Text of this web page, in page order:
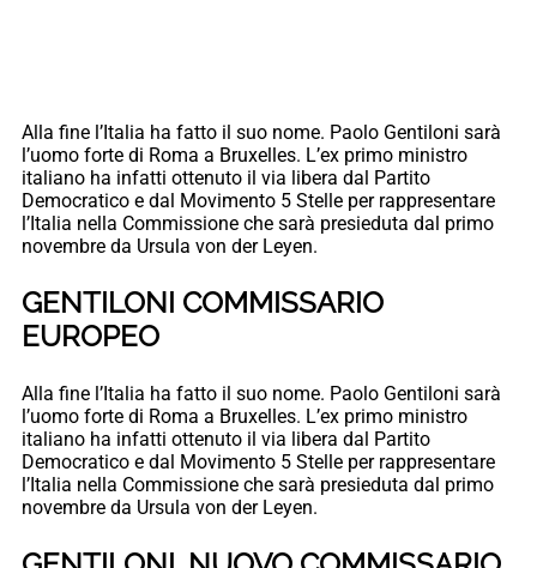
Alla fine l’Italia ha fatto il suo nome. Paolo Gentiloni sarà
l’uomo forte di Roma a Bruxelles. L’ex primo ministro
italiano ha infatti ottenuto il via libera dal Partito
Democratico e dal Movimento 5 Stelle per rappresentare
l’Italia nella Commissione che sarà presieduta dal primo
novembre da Ursula von der Leyen.
GENTILONI COMMISSARIO
EUROPEO
Alla fine l’Italia ha fatto il suo nome. Paolo Gentiloni sarà
l’uomo forte di Roma a Bruxelles. L’ex primo ministro
italiano ha infatti ottenuto il via libera dal Partito
Democratico e dal Movimento 5 Stelle per rappresentare
l’Italia nella Commissione che sarà presieduta dal primo
novembre da Ursula von der Leyen.